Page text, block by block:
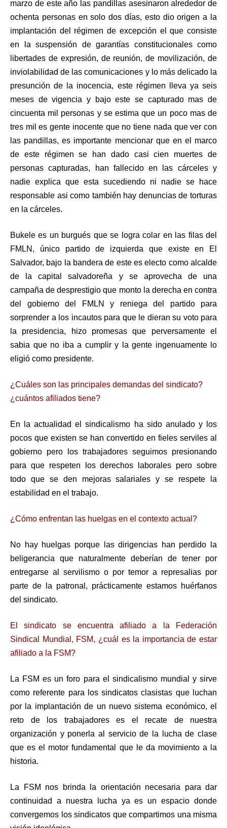
marzo de este año las pandillas asesinaron alrededor de
ochenta personas en solo dos días, esto dio origen a la
implantación del régimen de excepción el que consiste
en la suspensión de garantías constitucionales como
libertades de expresión, de reunión, de movilización, de
inviolabilidad de las comunicaciones y lo más delicado la
presunción de la inocencia, este régimen lleva ya seis
meses de vigencia y bajo este se capturado mas de
cincuenta mil personas y se estima que un poco mas de
tres mil es gente inocente que no tiene nada que ver con
las pandillas, es importante mencionar que en el marco
de este régimen se han dado casi cien muertes de
personas capturadas, han fallecido en las cárceles y
nadie explica que esta sucediendo ni nadie se hace
responsable asi como también hay denuncias de torturas
en la cárceles.
Bukele es un burgués que se logra colar en las filas del
FMLN, único partido de izquierda que existe en El
Salvador, bajo la bandera de este es electo como alcalde
de la capital salvadoreña y se aprovecha de una
campaña de desprestigio que monto la derecha en contra
del gobierno del FMLN y reniega del partido para
sorprender a los incautos para que le dieran su voto para
la presidencia, hizo promesas que perversamente el
sabia que no iba a cumplir y la gente ingenuamente lo
eligió como presidente.
¿Cuáles son las principales demandas del sindicato?
¿cuántos afiliados tiene?
En la actualidad el sindicalismo ha sido anulado y los
pocos que existen se han convertido en fieles serviles al
gobierno pero los trabajadores seguimos presionando
para que respeten los derechos laborales pero sobre
todo que se den mejoras salariales y se respete la
estabilidad en el trabajo.
¿Cómo enfrentan las huelgas en el contexto actual?
No hay huelgas porque las dirigencias han perdido la
beligerancia que naturalmente deberían de tener por
entregarse al servilismo o por temor a represalias por
parte de la patronal, prácticamente estamos huérfanos
del sindicato.
El sindicato se encuentra afiliado a la Federación
Sindical Mundial, FSM, ¿cuál es la importancia de estar
afiliado a la FSM?
La FSM es un foro para el sindicalismo mundial y sirve
como referente para los sindicatos clasistas que luchan
por la implantación de un nuevo sistema económico, el
reto de los trabajadores es el recate de nuestra
organización y ponerla al servicio de la lucha de clase
que es el motor fundamental que le da movimiento a la
historia.
La FSM nos brinda la orientación necesaria para dar
continuidad a nuestra lucha ya es un espacio donde
convergemos los sindicatos que compartimos una misma